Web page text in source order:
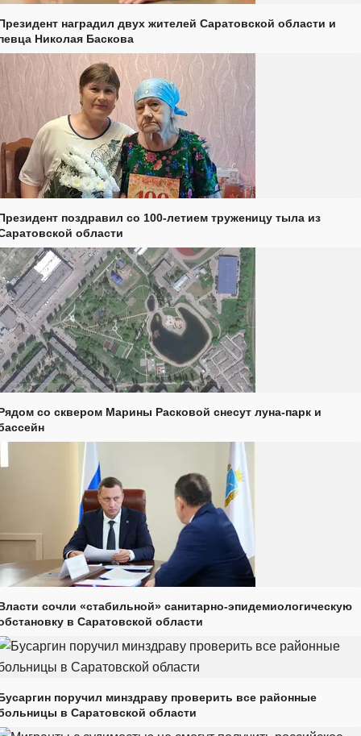
наградил двух жителей Саратовской области и
Николая Баскова
поздравил со 100-летием труженицу тыла из
области
со сквером Марины Расковой снесут луна-парк и
сочли «стабильной» санитарно-эпидемиологическую
в Саратовской области
поручил минздраву проверить все районные
в Саратовской области